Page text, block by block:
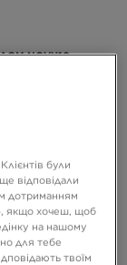
NOVY10
були
відповідали
дотриманням
якщо хочеш, щоб
на нашому
для тебе
твоїм